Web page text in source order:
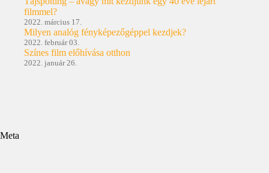
filmmel?
2022. március 17.
Milyen analóg fényképezőgéppel kezdjek?
2022. február 03.
Színes film előhívása otthon
2022. január 26.
Meta